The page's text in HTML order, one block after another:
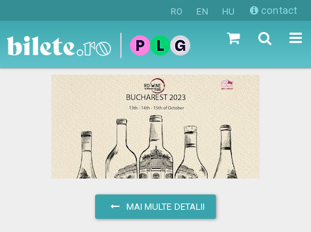
RO EN HU contact
MAI MULTE DETALII